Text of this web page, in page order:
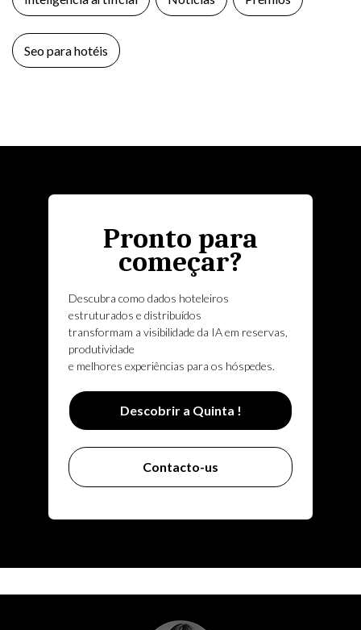
Seo para hotéis
Pronto para
começar?
Descubra como dados hoteleiros
estruturados e distribuídos
transformam a visibilidade da IA em reservas,
produtividade
e melhores experiências para os hóspedes.
Descobrir a Quinta !
Contacto-us